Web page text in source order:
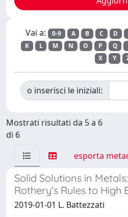
Vai a: 0-9 A B C D
K
L M N O P Q
X
Y
o inserisci le iniziali:
Mostrati risultati da 5 a 6
di 6
esporta
Solid Solutions in
Rothery’s Rules to
2019-01-01 L. Battezzati